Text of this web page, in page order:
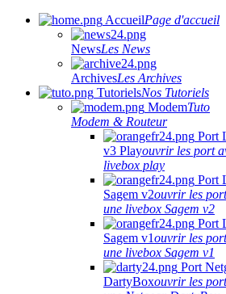
AccueilPage d'accueil
NewsLes News
ArchivesLes Archives
TutorielsNos Tutoriels
ModemTuto
Modem & Routeur
Port
v3 Playouvrir les port
livebox play
Port
Sagem v2ouvrir les
une livebox Sagem v2
Port
Sagem v1ouvrir les
une livebox Sagem v1
Port
DartyBoxouvrir les